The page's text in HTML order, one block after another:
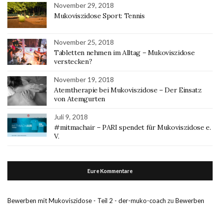
November 29, 2018
Mukoviszidose Sport: Tennis
November 25, 2018
Tabletten nehmen im Alltag – Mukoviszidose
verstecken?
November 19, 2018
Atemtherapie bei Mukoviszidose – Der Einsatz
von Atemgurten
Juli 9, 2018
#mitmachair – PARI spendet für Mukoviszidose e.
V.
Eure Kommentare
Bewerben mit Mukoviszidose - Teil 2 - der-muko-coach zu Bewerben